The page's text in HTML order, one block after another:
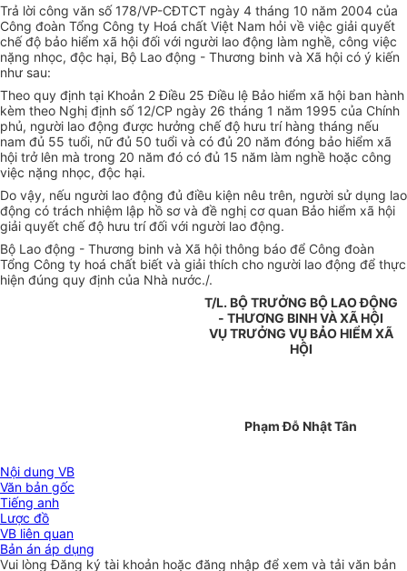
Trả lời công văn số 178/VP-CĐTCT ngày 4 tháng 10 năm 2004 của
Công đoàn Tổng Công ty Hoá chất Việt Nam hỏi về việc giải quyết
chế độ bảo hiểm xã hội đối với người lao động làm nghề, công việc
nặng nhọc, độc hại, Bộ Lao động - Thương binh và Xã hội có ý kiến
như sau:
Theo quy định tại Khoản 2 Điều 25 Điều lệ Bảo hiểm xã hội ban hành
kèm theo Nghị định số 12/CP ngày 26 tháng 1 năm 1995 của Chính
phủ, người lao động được hưởng chế độ hưu trí hàng tháng nếu
nam đủ 55 tuổi, nữ đủ 50 tuổi và có đủ 20 năm đóng bảo hiểm xã
hội trở lên mà trong 20 năm đó có đủ 15 năm làm nghề hoặc công
việc nặng nhọc, độc hại.
Do vậy, nếu người lao động đủ điều kiện nêu trên, người sử dụng lao
động có trách nhiệm lập hồ sơ và đề nghị cơ quan Bảo hiểm xã hội
giải quyết chế độ hưu trí đối với người lao động.
Bộ Lao động - Thương binh và Xã hội thông báo để Công đoàn
Tổng Công ty hoá chất biết và giải thích cho người lao động để thực
hiện đúng quy định của Nhà nước./.
T/L. BỘ TRƯỞNG BỘ LAO ĐỘNG
- THƯƠNG BINH VÀ XÃ HỘI
VỤ TRƯỞNG VỤ BẢO HIỂM XÃ
HỘI
Phạm Đỗ Nhật Tân
Nội dung VB
Văn bản gốc
Tiếng anh
Lược đồ
VB liên quan
Bản án áp dụng
Vui lòngĐăng ký tài khoản hoặc đăng nhập để xem và tải văn bản